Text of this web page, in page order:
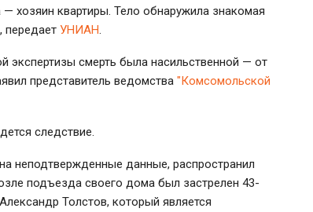
хозяин квартиры. Тело обнаружила знакомая
передает УНИАН
экспертизы смерть была насильственной — от
представитель ведомства "Комсомольской
следствие.
неподтвержденные данные, распространил
подъезда своего дома был застрелен 43-
Толстов, который является